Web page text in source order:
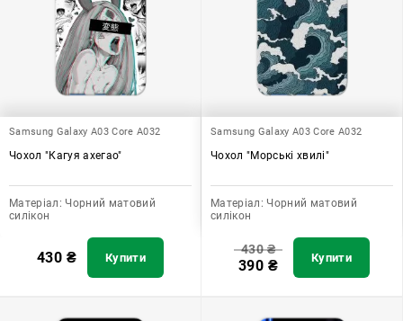
Samsung Galaxy A03 Core A032
Чохол "Кагуя ахегао"
Матеріал: Чорний матовий
силікон
430 ₴ Купити
Samsung Galaxy A03 Core A032
Чохол "Морські хвилі"
Матеріал: Чорний матовий
силікон
430₴
390 ₴ Купити